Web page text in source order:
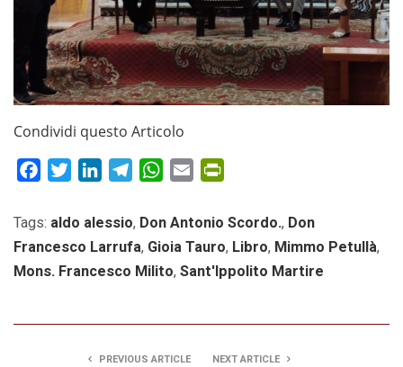
Condividi questo Articolo
FacebookTwitterLinkedInTelegramWhatsApp
Email
Tags: aldo alessio, Don Antonio Scordo., Don
Francesco Larrufa, Gioia Tauro, Libro, Mimmo Petullà,
Mons. Francesco Milito, Sant'Ippolito Martire
PREVIOUS ARTICLE NEXT ARTICLE